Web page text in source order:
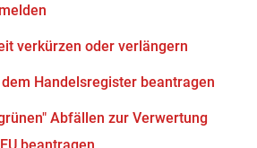
verkürzen oder verlängern
Handelsregister beantragen
Abfällen zur Verwertung